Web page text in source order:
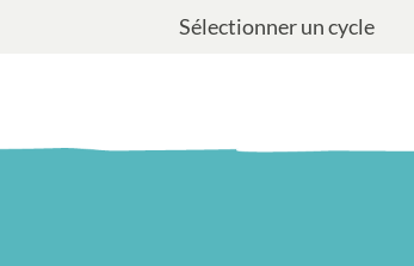
Sélectionner un cycle